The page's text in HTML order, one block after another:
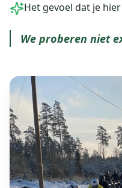
Het gevoel dat je
We proberen niet